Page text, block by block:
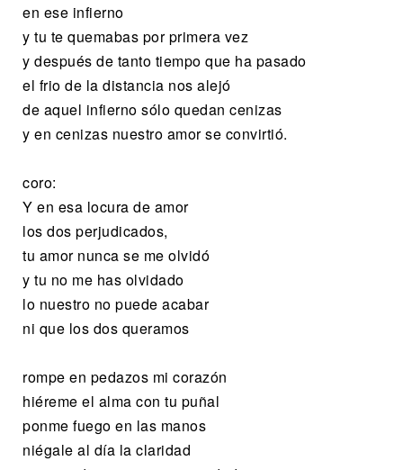
en ese infierno
y tu te quemabas por primera vez
y después de tanto tiempo que ha pasado
el frio de la distancia nos alejó
de aquel infierno sólo quedan cenizas
y en cenizas nuestro amor se convirtió.
coro:
Y en esa locura de amor
los dos perjudicados,
tu amor nunca se me olvidó
y tu no me has olvidado
lo nuestro no puede acabar
ni que los dos queramos
rompe en pedazos mi corazón
hiéreme el alma con tu puñal
ponme fuego en las manos
niégale al día la claridad